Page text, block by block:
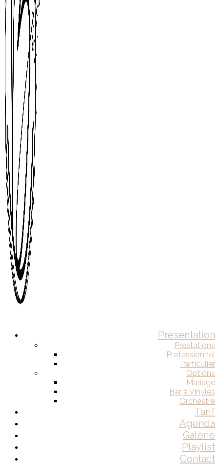
Présentation
Prestations
Professionnel
Particulier
Options
Mariage
Bar à Vinyles
Orchestre
Tarif
Agenda
Galerie
Playlist
Contact